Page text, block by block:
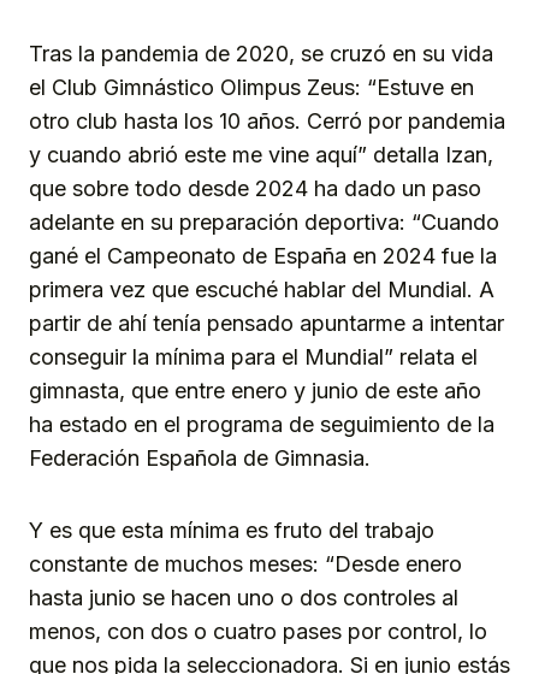
Tras la pandemia de 2020, se cruzó en su vida
el Club Gimnástico Olimpus Zeus: “Estuve en
otro club hasta los 10 años. Cerró por pandemia
y cuando abrió este me vine aquí” detalla Izan,
que sobre todo desde 2024 ha dado un paso
adelante en su preparación deportiva: “Cuando
gané el Campeonato de España en 2024 fue la
primera vez que escuché hablar del Mundial. A
partir de ahí tenía pensado apuntarme a intentar
conseguir la mínima para el Mundial” relata el
gimnasta, que entre enero y junio de este año
ha estado en el programa de seguimiento de la
Federación Española de Gimnasia.
Y es que esta mínima es fruto del trabajo
constante de muchos meses: “Desde enero
hasta junio se hacen uno o dos controles al
menos, con dos o cuatro pases por control, lo
que nos pida la seleccionadora. Si en junio estás